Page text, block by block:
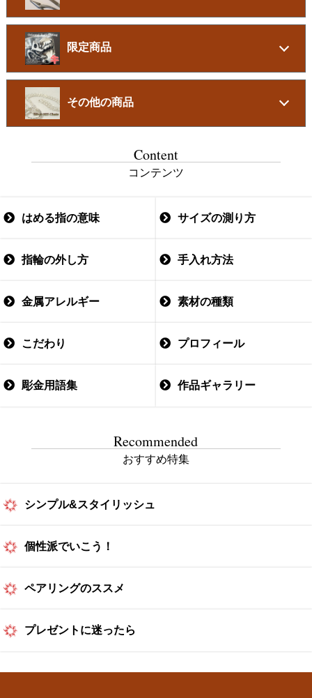
限定商品
その他の商品
Content
コンテンツ
はめる指の意味 サイズの測り方
指輪の外し方 手入れ方法
金属アレルギー 素材の種類
こだわり プロフィール
彫金用語集 作品ギャラリー
Recommended
おすすめ特集
シンプル&スタイリッシュ
個性派でいこう！
ペアリングのススメ
プレゼントに迷ったら